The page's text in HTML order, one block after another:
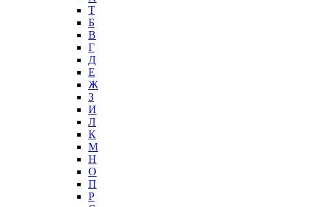
T
Б
В
Г
Д
Е
Ж
З
И
Л
К
М
Н
О
П
Р